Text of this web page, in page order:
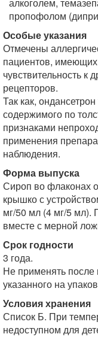
пропофолом
Особые указания
Отмечены
пациентов,
чувствительность к
рецепторов.
Так как,
содержимого по
признаками
применения
наблюдения.
Форма выпуска
Сироп во флаконах
крышко с
мг/50 мл (4 мг/5 мл).
вместе с мерной
Срок годности
3 года.
Не применять после
указанного на
Условия хранения
Список Б. При
недоступном для